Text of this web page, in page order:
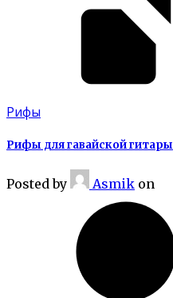
Рифы
Рифы для гавайской гитары
Postedby Asmik on